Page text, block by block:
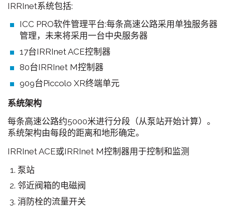
IRRInet系统包括:
ICC PRO软件管理平台:每条高速公路采用单独服务器
管理，未来将采用一台中央服务器
17台IRRInet ACE控制器
80台IRRInet M控制器
909台Piccolo XR终端单元
系统架构
每条高速公路约5000米进行分段（从泵站开始计算）。
系统架构由每段的距离和地形确定。
IRRInet ACE或IRRInet M控制器用于控制和监测
泵站
邻近阀箱的电磁阀
消防栓的流量开关